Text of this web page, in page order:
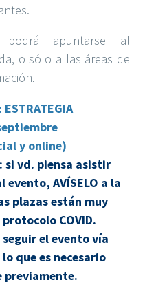
podrá apuntarse al
o sólo a las áreas de
ESTRATEGIA
y online)
si vd. piensa asistir
AVÍSELO a la
plazas están muy
COVID.
el evento vía
que es necesario
previamente.